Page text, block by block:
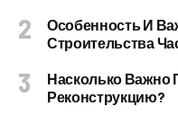
Особенность И
Строительства
Насколько Важно
Реконструкцию?